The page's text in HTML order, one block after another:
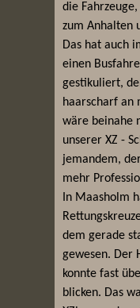
die
zum Anhalten
Das hat auch
einen
gestikuliert,
haarscharf an
wäre beinahe
unserer XZ -
jemandem,
mehr
In Maasholm
dem gerade
gewesen. Der
konnte fast
blicken. Das